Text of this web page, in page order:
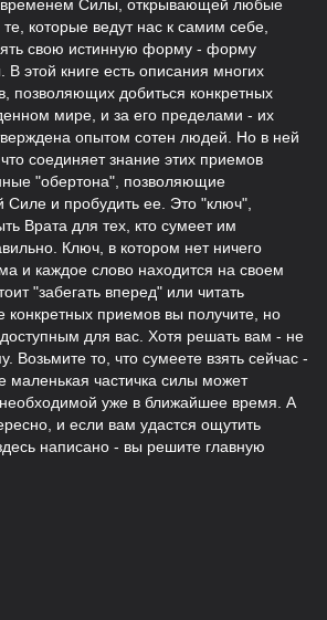
временем Силы, открывающей любые
которые ведут нас к самим себе,
свою истинную форму - форму
этой книге есть описания многих
позволяющих добиться конкретных
мире, и за его пределами - их
опытом сотен людей. Но в ней
соединяет знание этих приемов
"обертона", позволяющие
Силе и пробудить ее. Это "ключ",
Врата для тех, кто сумеет им
Ключ, в котором нет ничего
и каждое слово находится на своем
"забегать вперед" или читать
конкретных приемов вы получите, но
для вас. Хотя решать вам - не
Возьмите то, что сумеете взять сейчас -
маленькая частичка силы может
необходимой уже в ближайшее время. А
и если вам удастся ощутить
написано - вы решите главную